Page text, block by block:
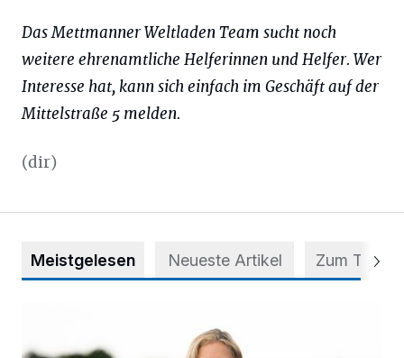
Das Mettmanner Weltladen Team sucht noch
weitere ehrenamtliche Helferinnen und Helfer. Wer
Interesse hat, kann sich einfach im Geschäft auf der
Mittelstraße 5 melden.
(dir)
Meistgelesen Neueste Artikel Zum Thema